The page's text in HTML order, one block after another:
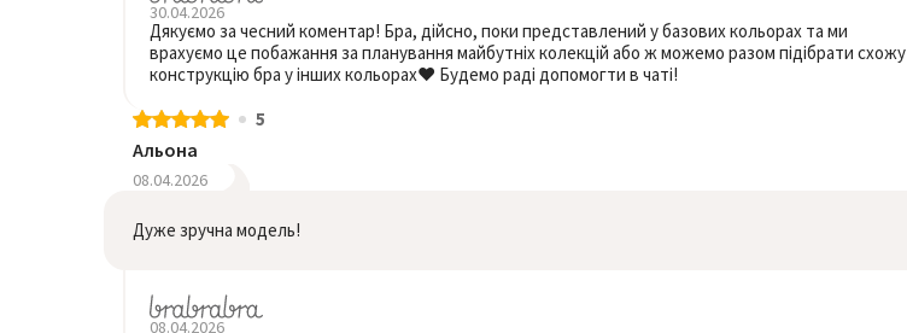
30.04.2026
Дякуємо за чесний коментар! Бра, дійсно, поки представлений у базових кольорах та ми
врахуємо це побажання за планування майбутніх колекцій або ж можемо разом підібрати схожу
конструкцію бра у інших кольорах❤️ Будемо раді допомогти в чаті!
5
Альона
08.04.2026
Дуже зручна модель!
08.04.2026